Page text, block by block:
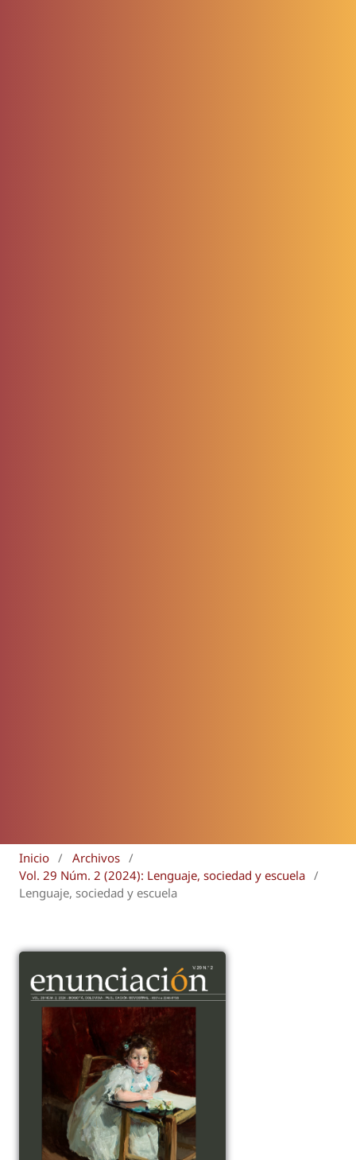
Inicio / Archivos /
Vol. 29 Núm. 2 (2024): Lenguaje, sociedad y escuela /
Lenguaje, sociedad y escuela